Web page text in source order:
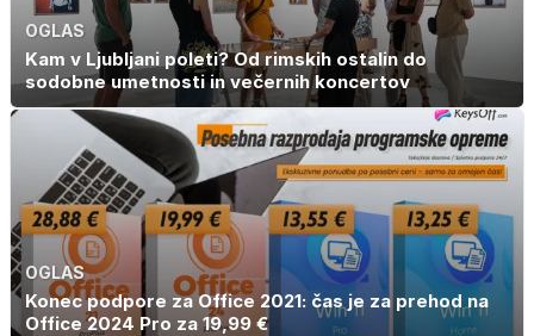
OGLAS
Kam v Ljubljani poleti? Od rimskih ostalin do
sodobne umetnosti in večernih koncertov
OGLAS
Konec podpore za Office 2021: čas je za prehod na
Office 2024 Pro za 19,99 €